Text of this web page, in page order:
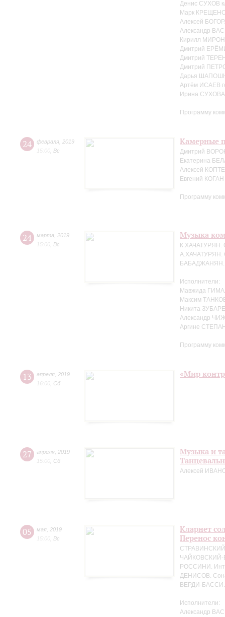
Денис СУХОВ
Марк
Алексей
Александр
Кирилл МИРОН
Дмитрий
Дмитрий
Дмитрий
Дарья
Артём ИСАЕВ
Ирина СУХОВА
Программу
24 февраля 2019
15:00 Вс
Камерные
Дмитрий
Екатерина
Алексей
Евгений
Программу
24 марта
2019
15:00 Вс
Музыка
К.ХАЧАТУРЯН.
А.ХАЧАТУРЯН.
БАБАДЖАНЯН.
Исполнители:
Мавжида
Максим
Никита
Александр
Аргине
Программу
13 апреля 2019
16:00 Сб
«Мир
27 апреля 2019
15:00 Сб
Музыка и
Алексей
05 мая 2019
15:00 Вс
Кларнет
Перенос
СТРАВИНСКИЙ.
ЧАЙКОВСКИЙ-
РОССИНИ.
ДЕНИСОВ.
ВЕРДИ-БАССИ.
Исполнители:
Александр